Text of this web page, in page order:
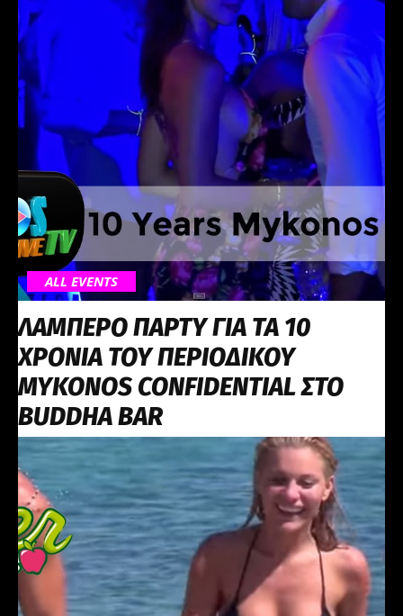
ALL EVENTS
ΛΑΜΠΕΡΟ ΠΑΡΤΥ ΓΙΑ ΤΑ 10
ΧΡΟΝΙΑ ΤΟΥ ΠΕΡΙΟΔΙΚΟΥ
MYKONOS CONFIDENTIAL ΣΤΟ
BUDDHA BAR